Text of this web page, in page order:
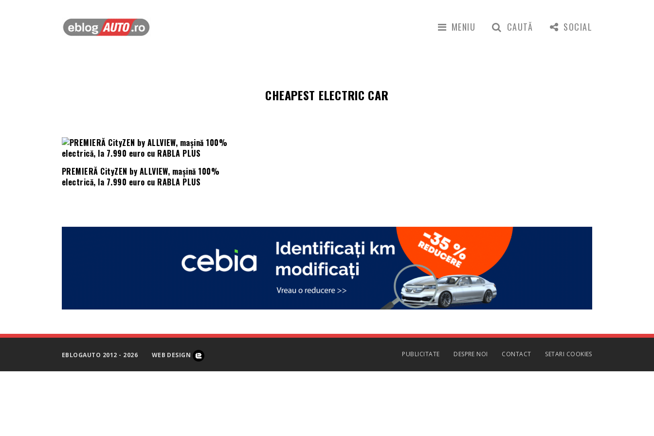
MENIU CAUTĂ SOCIAL
CHEAPEST ELECTRIC CAR
PREMIERĂ CityZEN by ALLVIEW, mașină 100%
electrică, la 7.990 euro cu RABLA PLUS
EBLOGAUTO 2012 - 2026 WEB DESIGN PUBLICITATE DESPRE NOI CONTACT SETARI COOKIES